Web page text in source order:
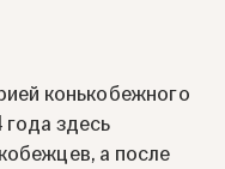
конькобежного
здесь
а после